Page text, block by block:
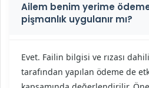
Ailem benim yerime
pişmanlık uygulanır mı?
Evet. Failin bilgisi ve rızası
tarafından yapılan ödeme de